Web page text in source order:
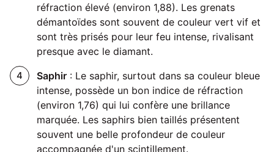
réfraction élevé (environ 1,88). Les grenats
démantoïdes sont souvent de couleur vert vif et
sont très prisés pour leur feu intense, rivalisant
presque avec le diamant.
Saphir : Le saphir, surtout dans sa couleur bleue
intense, possède un bon indice de réfraction
(environ 1,76) qui lui confère une brillance
marquée. Les saphirs bien taillés présentent
souvent une belle profondeur de couleur
accompagnée d'un scintillement.